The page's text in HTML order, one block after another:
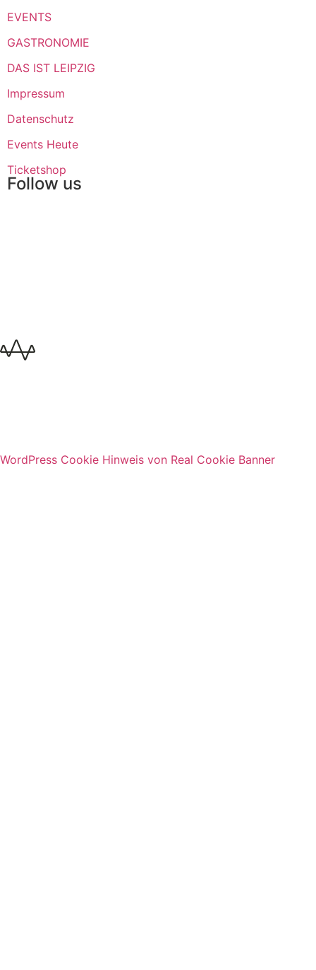
EVENTS
GASTRONOMIE
DAS IST LEIPZIG
Impressum
Datenschutz
Events Heute
Ticketshop
Follow us
WordPress Cookie Hinweis von Real Cookie Banner